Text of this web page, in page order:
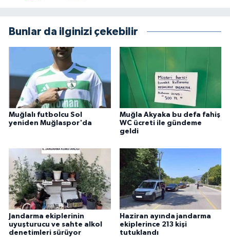
Bunlar da ilginizi çekebilir
Muğlalı futbolcu Sol
yeniden Muğlaspor'da
Muğla Akyaka bu defa fahiş
WC ücreti ile gündeme
geldi
Jandarma ekiplerinin
uyuşturucu ve sahte alkol
denetimleri sürüyor
Haziran ayında jandarma
ekiplerince 213 kişi
tutuklandı